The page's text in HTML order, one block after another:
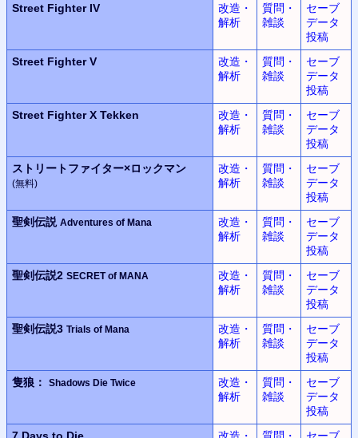
Street Fighter IV
改造・
解析
質問・
雑談
セーブ
データ
投稿
Street Fighter V
改造・
解析
質問・
雑談
セーブ
データ
投稿
Street Fighter X Tekken
改造・
解析
質問・
雑談
セーブ
データ
投稿
ストリートファイター×ロックマン
(無料)
改造・
解析
質問・
雑談
セーブ
データ
投稿
聖剣伝説 Adventures of Mana
改造・
解析
質問・
雑談
セーブ
データ
投稿
聖剣伝説2 SECRET of MANA
改造・
解析
質問・
雑談
セーブ
データ
投稿
聖剣伝説3 Trials of Mana
改造・
解析
質問・
雑談
セーブ
データ
投稿
隻狼：
Shadows Die Twice
改造・
解析
質問・
雑談
セーブ
データ
投稿